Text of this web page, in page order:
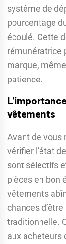
système de
pourcentage
écoulé. Cette
rémunératrice
marque,
patience.
vêtements
Avant de vous
vérifier l’état
sont sélectifs
pièces en bon
vêtements
chances
traditionnelle.
aux acheteurs